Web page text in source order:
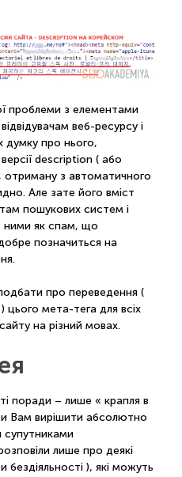
проблеми з елементами
веб-ресурсу і
думку про нього,
description ( або
отриману з автоматичного
Але зате його вміст
пошукових систем і
ними як спам, що
позначиться на
про переведення (
цього мета-тега для всіх
на різний мовах.
поради – лише « крапля в
Вам вирішити абсолютно
супутниками
лише про деякі
), які можуть